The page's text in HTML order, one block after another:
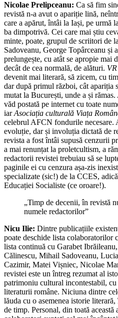
Nicolae Prelipceanu: Ca să fim
revistă n-a avut o apariție lină,
care a apărut, întâi la Iași, pe urmă
ba dimpotrivă. Cei care mai știu
minte, poate, grupul de scriitori de la
Sadoveanu, George Topârceanu și
prelungește, cu atât se apropie mai
decât de cea normală, de alături. VR
devenit mai literară, să zicem, cu
dar după primul război, cât apariția
mutat la București, unde a și
văd postată pe internet cu toate
iarAsociația culturală Viața
celebrul AFCN fondurile necesare.
evoluție, dar și involuția dictată de
revista a fost întâi supusă cenzurii
a mai renunțat la proletcultism, a
redactorii revistei trebuiau să se
paginile ei cu cenzura așa-zis
specializate (sic!) de la CCES,
Educației Socialiste (ce oroare!).
„Timp de decenii, în revistă
numele redactorilor”
Nicu Ilie: Dintre publicațiile
poate deschide lista
lista continuă cu Garabet
Călinescu, Mihail Sadoveanu,
Cazimir, Matei Vișniec, Nicolae
revistei este un întreg rezumat al
patrimoniu cultural incontestabil, cu
literaturii române. Niciuna dintre
lăuda cu o asemenea istorie
de timp. Personal, din toată această